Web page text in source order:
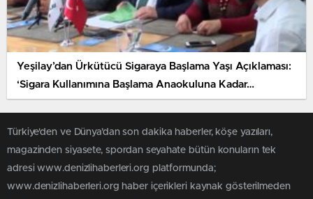
Yeşilay’dan Ürkütücü Sigaraya Başlama Yaşı Açıklaması:
‘Sigara Kullanımına Başlama Anaokuluna Kadar…
Türkiye'den ve Dünya’dan son dakika haberler, köşe yazıları,
magazinden siyasete, spordan seyahate bütün konuların tek
adresi www.denizlihaberleri.org platformunda;
www.denizlihaberleri.org haber içerikleri kaynak gösterilmeden